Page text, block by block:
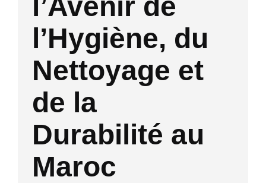
l’Hygiène, du
Nettoyage et
de la
Durabilité au
Maroc